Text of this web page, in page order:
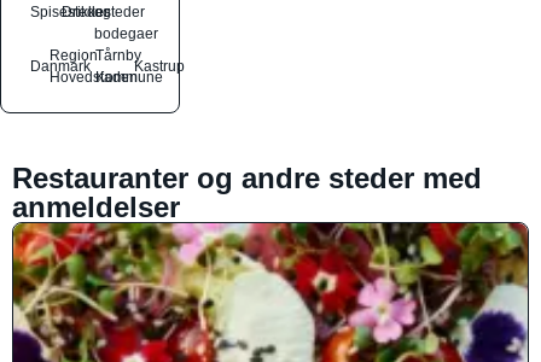
Spisesteder
Drikkesteder
og
bodegaer
Danmark
Region
Hovedstaden
Tårnby
Kommune
Kastrup
Restauranter og andre steder med
anmeldelser